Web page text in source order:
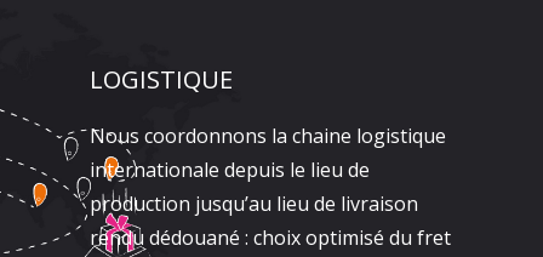
LOGISTIQUE
Nous coordonnons la chaine logistique
internationale depuis le lieu de
production jusqu’au lieu de livraison
rendu dédouané : choix optimisé du fret